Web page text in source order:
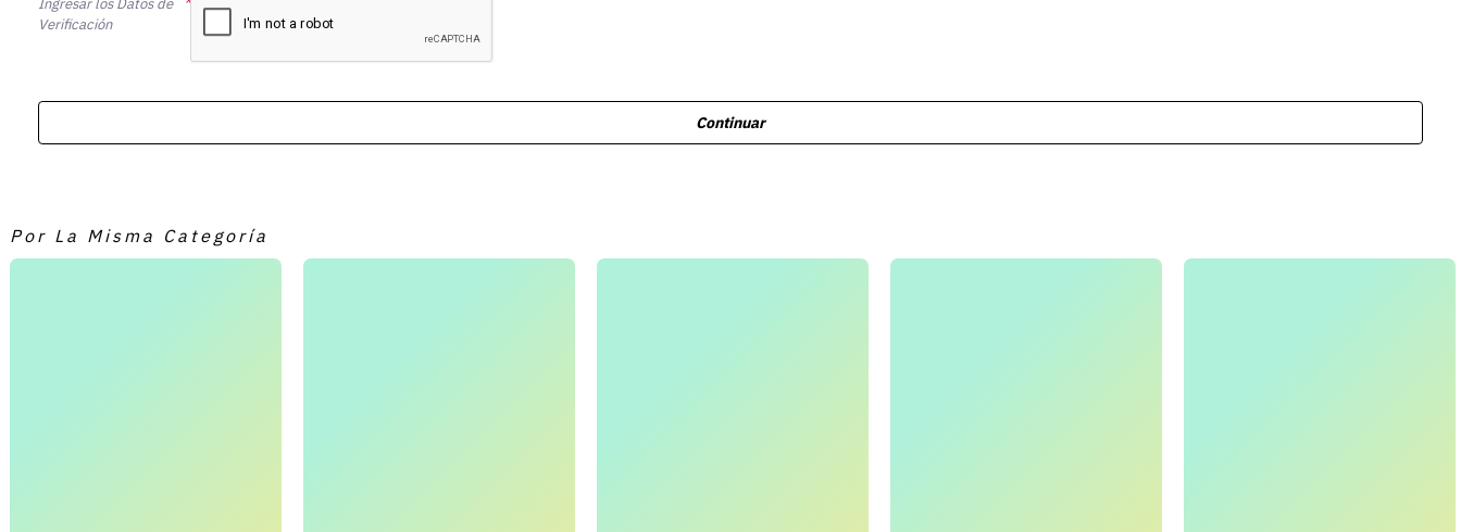
Ingresar los Datos de
Verificación
Continuar
Por La Misma Categoría